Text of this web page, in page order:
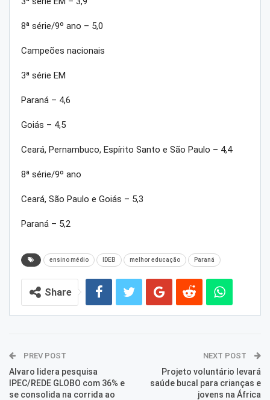
8ª série/9º ano – 5,0
Campeões nacionais
3ª série EM
Paraná – 4,6
Goiás – 4,5
Ceará, Pernambuco, Espírito Santo e São Paulo – 4,4
8ª série/9º ano
Ceará, São Paulo e Goiás – 5,3
Paraná – 5,2
ensino médio IDEB melhor educação Paraná
Share
PREV POST
Alvaro lidera pesquisa
IPEC/REDE GLOBO com 36% e
se consolida na corrida ao
NEXT POST
Projeto voluntário levará
saúde bucal para crianças e
jovens na África